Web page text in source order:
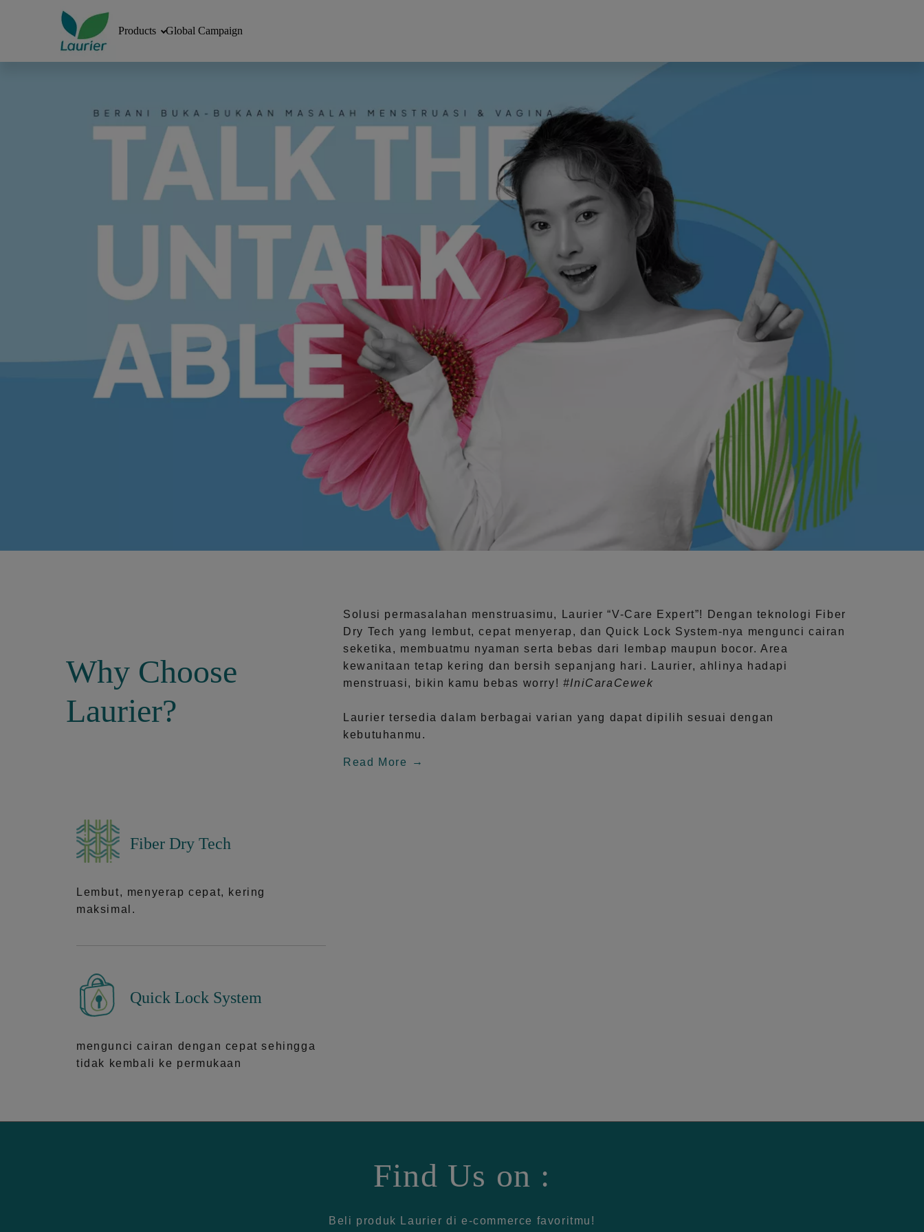
Products Global Campaign
Why Choose
Laurier?
Solusi permasalahan menstruasimu, Laurier“V-Care Expert”! Dengan teknologi
Fiber
Dry Tech yang lembut, cepat menyerap, dan Quick Lock System-nya mengunci cairan
seketika, membuatmu nyaman serta bebas dari lembap maupun bocor. Area
kewanitaan tetap kering dan bersih sepanjang hari.
Laurier, ahlinya hadapi
menstruasi, bikin kamu bebas worry! #IniCaraCewek
Laurier tersedia dalam berbagai varian yang dapat dipilih sesuai dengan
kebutuhanmu.
Read More
Fiber Dry Tech
Lembut, menyerap cepat, kering
maksimal.
Quick Lock System
mengunci cairan dengan cepat sehingga
tidak kembali ke permukaan
Find Us on :
Beli produk Laurier di e-commerce favoritmu!